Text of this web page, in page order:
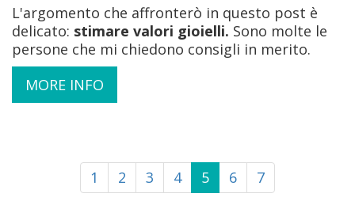
L'argomento che affronterò in questo post è
delicato: stimare valori gioielli. Sono molte le
persone che mi chiedono consigli in merito.
MORE INFO
1 2 3 4 5 6 7